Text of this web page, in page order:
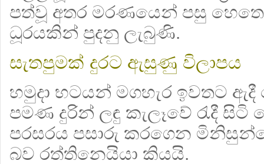
පත්වූ අතර මරණයෙන් පසු
ධූරයකින් පුදනු ලැබුණි.
සැතපුමක් දුරට ඇසුණු විලාපය
හමුදා භටයන් මගහැර ඉවතට
පමණ දුරින් ලඳු කැලෑවේ රැදී
පරසරය පසාරු කරගෙන
බව රත්තිනෙයියා කියයි.